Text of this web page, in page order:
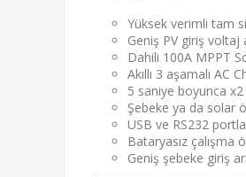
Yüksek verimli tam
Geniş PV giriş voltaj
Dahili 100A MPPT
Akıllı 3 aşamalı AC
5 saniye boyunca
Şebeke ya da solar
USB ve RS232
Bataryasız çalışma
Geniş şebeke giriş